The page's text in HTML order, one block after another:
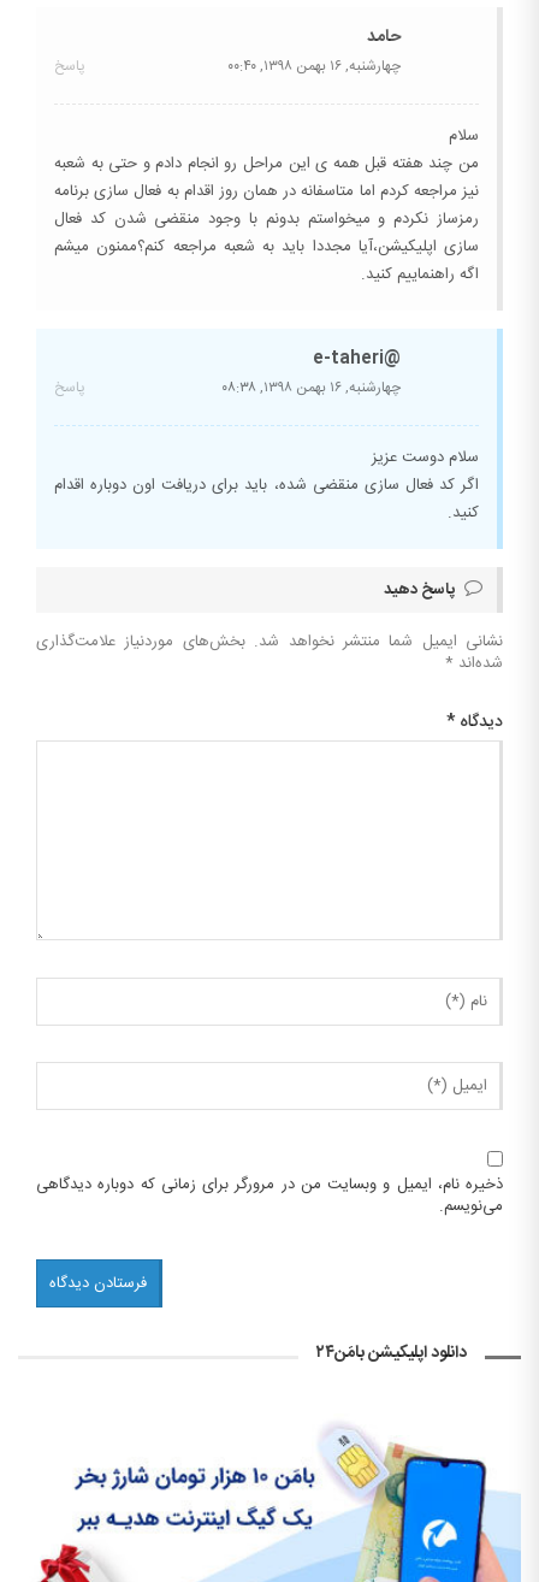
حامد
چهارشنبه, ۱۶ بهمن ۱۳۹۸, ۰۰:۴۰ پاسخ
سلام
من چند هفته قبل همه ی این مراحل رو انجام دادم و حتی به شعبه
نیز مراجعه کردم اما متاسفانه در همان روز اقدام به فعال سازی برنامه
رمزساز نکردم و میخواستم بدونم با وجود منقضی شدن کد فعال
سازی اپلیکیشن،آیا مجددا باید به شعبه مراجعه کنم؟ممنون میشم
اگه راهنماییم کنید.
@e-taheri
چهارشنبه, ۱۶ بهمن ۱۳۹۸, ۰۸:۳۸ پاسخ
سلام دوست عزیز
اگر کد فعال سازی منقضی شده، باید برای دریافت اون دوباره اقدام
کنید.
پاسخ دهید
نشانی ایمیل شما منتشر نخواهد شد. بخش‌های موردنیاز علامت‌گذاری
شده‌اند *
دیدگاه *
ذخیره نام، ایمیل و وبسایت من در مرورگر برای زمانی که دوباره دیدگاهی
می‌نویسم.
دانلود اپلیکیشن بامَن۲۴